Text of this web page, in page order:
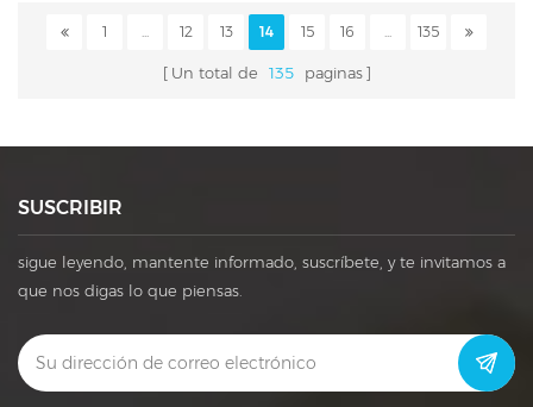
1 ... 12 13 14 15 16 ... 135
Un total de 135 paginas
SUSCRIBIR
sigue leyendo, mantente informado, suscríbete, y te invitamos a
que nos digas lo que piensas.